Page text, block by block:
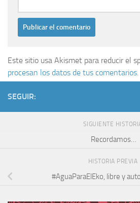
Este sitio usa Akismet para reducir el
procesan los datos de tus comentarios.
SEGUIR:
SIGUIENTE
Recordamos…
HISTORIA PREVIA
#AguaParaElEko, libre y